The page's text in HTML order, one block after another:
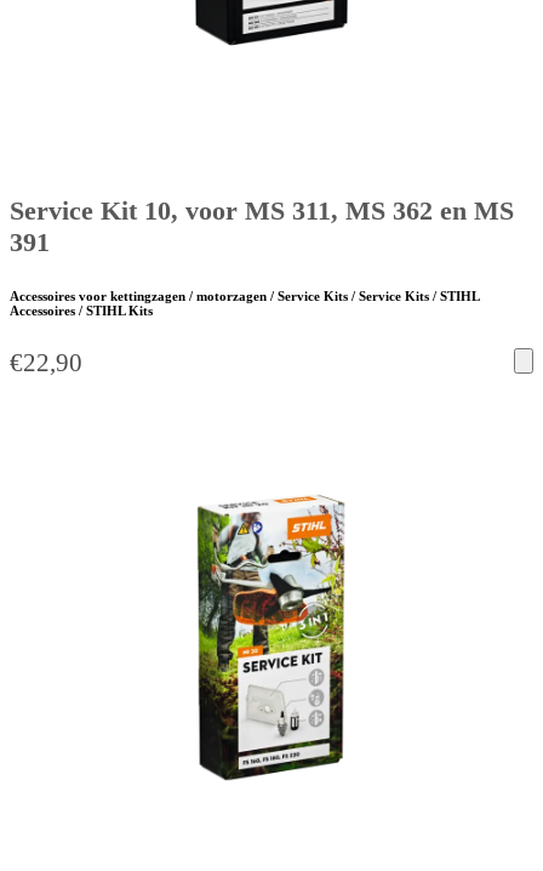
Service Kit 10, voor MS 311, MS 362 en MS
391
Accessoires voor kettingzagen / motorzagen / Service Kits / Service Kits / STIHL
Accessoires / STIHL Kits
€22,90